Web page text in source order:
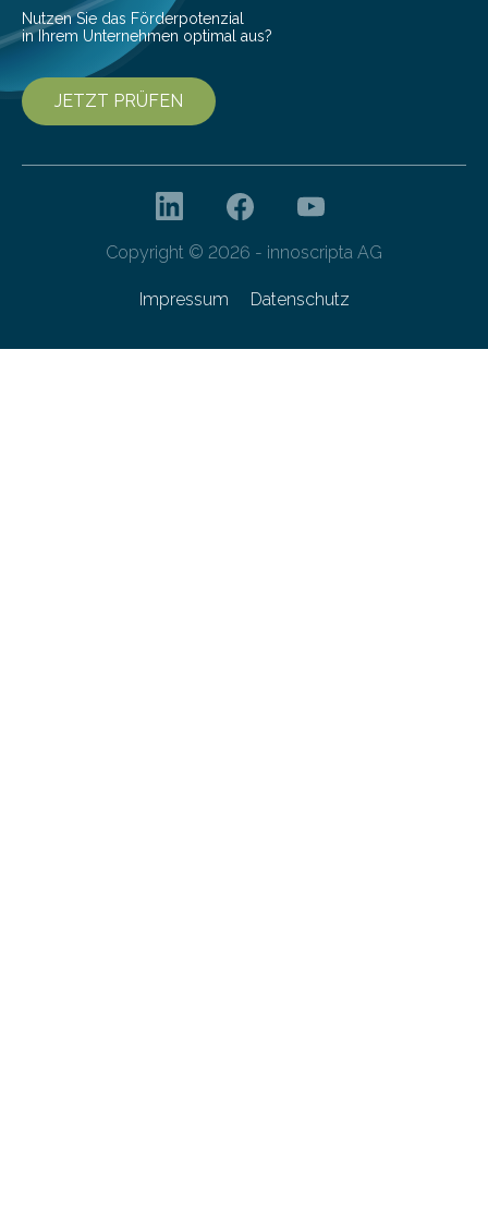
Nutzen Sie das Förderpotenzial
in Ihrem Unternehmen optimal aus?
JETZT PRÜFEN
Copyright © 2026 - innoscripta AG
Impressum Datenschutz